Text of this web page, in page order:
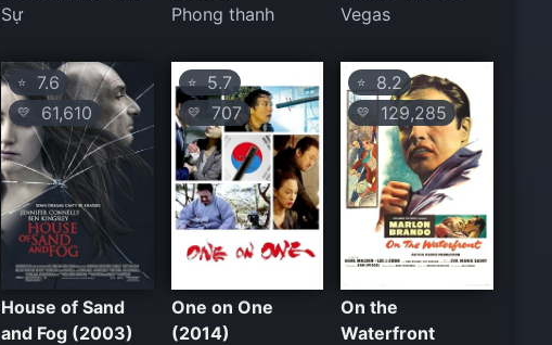
Sự
Phong thanh
Vegas
⭐ 7.6
💛 61,610
House of Sand
and Fog (2003)
⭐5.7
💛 707
One on One
(2014)
⭐ 8.2
💛 129,285
On the
Waterfront